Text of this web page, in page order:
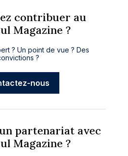
contribuer au
Magazine ?
? Un point de vue ? Des
?
nous
partenariat avec
Magazine ?